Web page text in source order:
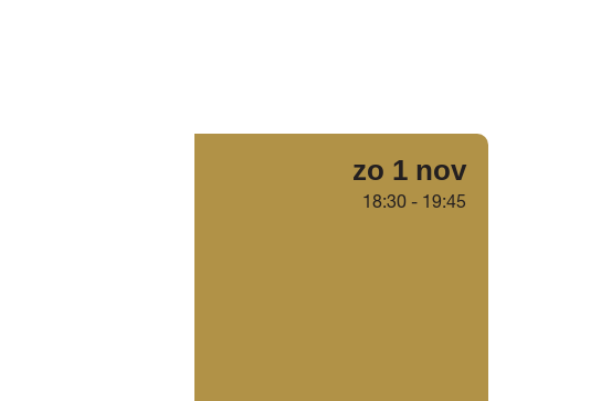
zo 1 nov
18:30 - 19:45